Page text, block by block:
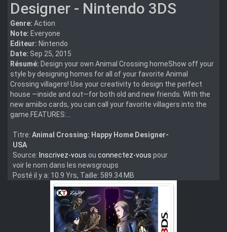
Designer - Nintendo 3DS
Genre: Action
Note: Everyone
Editeur: Nintendo
Date: Sep 25, 2015
Résumé: Design your own Animal Crossing homeShow off your
style by designing homes for all of your favorite Animal
Crossing villagers! Use your creativity to design the perfect
house —inside and out—for both old and new friends. With the
new amiibo cards, you can call your favorite villagers into the
game.FEATURES:...
Titre: Animal Crossing: Happy Home Designer-
USA
Source: Inscrivez-vous ou connectez-vous pour
voir le nom dans les newsgroups
Posté il y a: 10.9 Yrs, Taille: 589.34 MB